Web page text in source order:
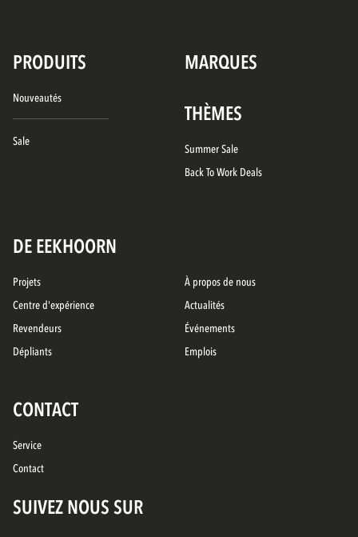
PRODUITS MARQUES
Nouveautés
Sale
THÈMES
Summer Sale
Back To Work Deals
DE EEKHOORN
Projets
Centre d'expérience
Revendeurs
Dépliants
À propos de nous
Actualités
Événements
Emplois
CONTACT
Service
Contact
SUIVEZ NOUS SUR